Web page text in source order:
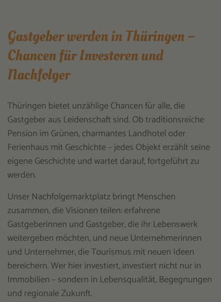
Gastgeber werden in Thüringen –
Chancen für Investoren und
Nachfolger
Thüringen bietet unzählige Chancen für alle, die
Gastgeber aus Leidenschaft sind. Ob traditionsreiche
Pension im Grünen, charmantes Landhotel oder
Ferienhaus mit Geschichte – jedes Objekt erzählt seine
eigene Geschichte und wartet darauf, fortgeführt zu
werden.
Unser Nachfolgemarktplatz bringt Menschen
zusammen, die Visionen teilen: erfahrene
Gastgeberinnen und Gastgeber, die ihr Lebenswerk
weitergeben möchten, und neue Unternehmerinnen
und Unternehmer, die Tourismus mit neuen Ideen
bereichern. Wer hier investiert, investiert nicht nur in
Immobilien – sondern in Lebensqualität, Begegnungen
und regionale Zukunft.